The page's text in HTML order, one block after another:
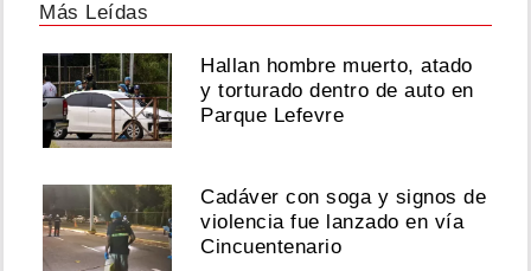
Más Leídas
Hallan hombre muerto, atado
y torturado dentro de auto en
Parque Lefevre
Cadáver con soga y signos de
violencia fue lanzado en vía
Cincuentenario